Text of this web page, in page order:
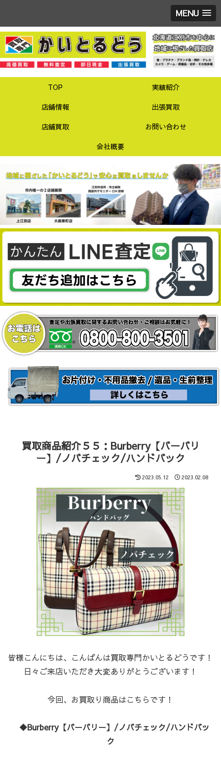
MENU
TOP
実績紹介
店舗情報
出張買取
店舗買取
お問い合わせ
会社概要
買取商品紹介５５：Burberry【バーバリ
ー】/ノバチェック/ハンドバック
2023.05.12 2023.02.08
皆様こんにちは、こんばんは買取専門かいとるどうです！
日々ご来店いただき大変ありがとうございます！
今回、お買取り商品はこちらです！
◆Burberry【バーバリー】/ノバチェック/ハンドバッ
ク